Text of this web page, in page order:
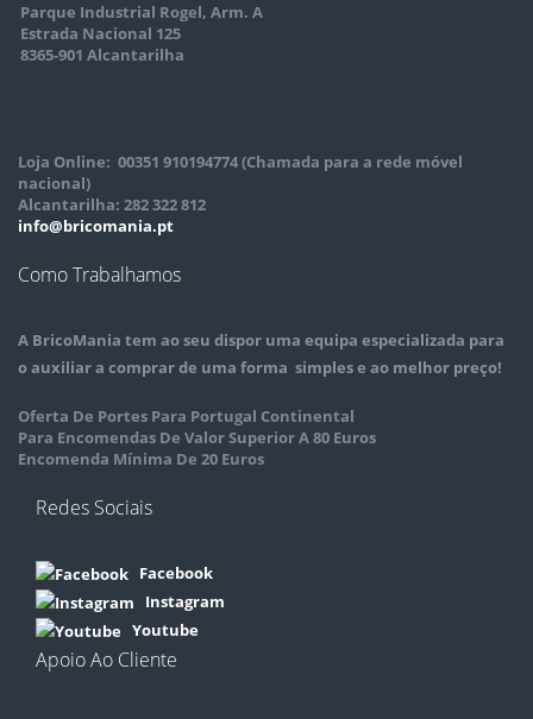
Parque Industrial Rogel, Arm. A
Estrada Nacional 125
8365-901 Alcantarilha
Loja Online: 00351 910194774 (Chamada para a rede móvel
nacional)
Alcantarilha: 282 322 812
info@bricomania.pt
Como Trabalhamos
A BricoMania tem ao seu dispor uma equipa especializada para
o auxiliar a comprar de uma forma simples e ao melhor preço!
Oferta De Portes Para Portugal Continental
Para Encomendas De Valor Superior A 80 Euros
Encomenda Mínima De 20 Euros
Redes Sociais
Facebook
Instagram
Youtube
Apoio Ao Cliente